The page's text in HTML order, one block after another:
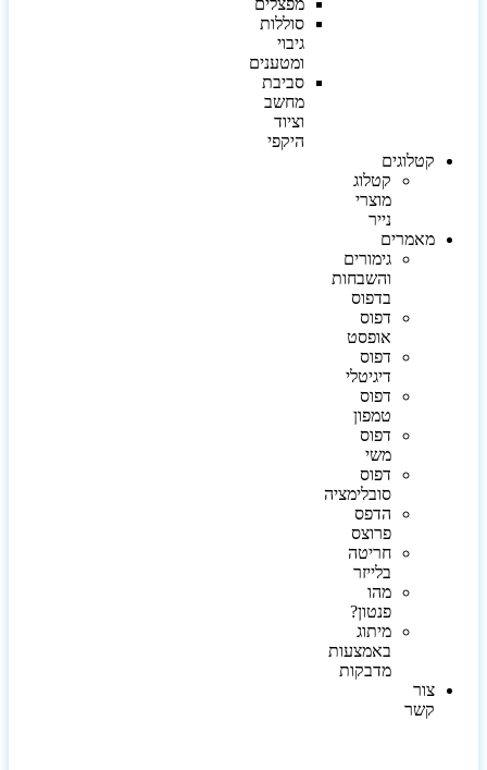
מפצלים
סוללות
גיבוי
ומטענים
סביבת
מחשב
וציוד
היקפי
קטלוגים
קטלוג
מוצרי
נייר
מאמרים
גימורים
והשבחות
בדפוס
דפוס
אופסט
דפוס
דיגיטלי
דפוס
טמפון
דפוס
משי
דפוס
סובלימציה
הדפס
פרוצס
חריטה
בלייזר
מהו
פנטון?
מיתוג
באמצעות
מדבקות
צור
קשר